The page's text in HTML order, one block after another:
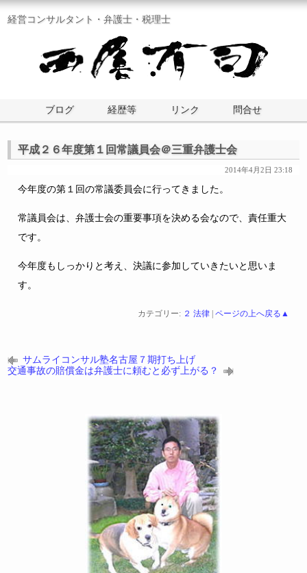
経営コンサルタント・弁護士・税理士
ブログ 経歴等 リンク 問合せ
平成２６年度第１回常議員会＠三重弁護士会
2014年4月2日 23:18
今年度の第１回の常議委員会に行ってきました。
常議員会は、弁護士会の重要事項を決める会なので、責任重大
です。
今年度もしっかりと考え、決議に参加していきたいと思いま
す。
カテゴリー: ２ 法律| ページの上へ戻る▲
サムライコンサル塾名古屋７期打ち上げ
交通事故の賠償金は弁護士に頼むと必ず上がる？